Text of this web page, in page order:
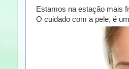
Estamos na estação mais
O cuidado com a pele, é